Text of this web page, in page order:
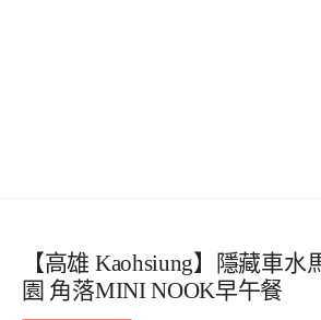
【高雄 Kaohsiung】隱藏車
園 角落MINI NOOK早午餐